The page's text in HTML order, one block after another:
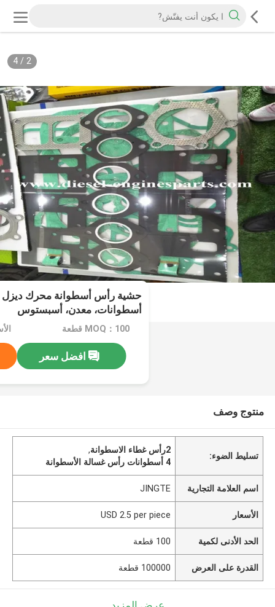
3
/
4
أسطوانات، معدن، أسبستوس
MOQ：100 قطعة
افضل سعر
منتوج وصف
تسليط الضوء:
2رأس غطاء الاسطوانة
,
4 أسطوانات رأس غسالة الأسطوانة
اسم العلامة التجارية JINGTE
الأسعار USD 2.5 per piece
الحد الأدنى لكمية 100 قطعة
القدرة على العرض 100000 قطعة